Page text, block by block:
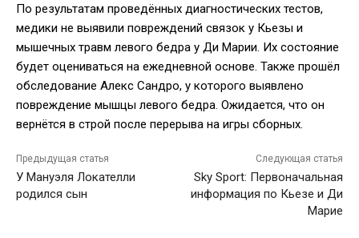
По результатам проведённых диагностических тестов,
медики не выявили повреждений связок у Кьезы и
мышечных травм левого бедра у Ди Марии. Их состояние
будет оцениваться на ежедневной основе. Также прошёл
обследование Алекс Сандро, у которого выявлено
повреждение мышцы левого бедра. Ожидается, что он
вернётся в строй после перерыва на игры сборных.
Предыдущая статья
У Мануэля Локателли
родился сын
Следующая статья
Sky Sport: Первоначальная
информация по Кьезе и Ди
Марие